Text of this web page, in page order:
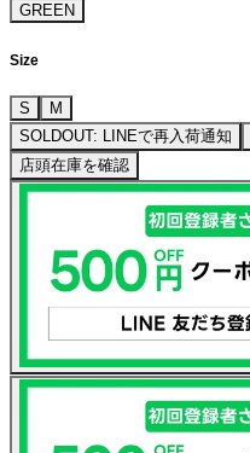
GREEN
Size
S
M
SOLDOUT: LINEで再入荷通知
店頭在庫を確認